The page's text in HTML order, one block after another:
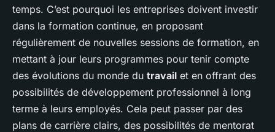
temps. C’est pourquoi les entreprises doivent investir
dans la formation continue, en proposant
régulièrement de nouvelles sessions de formation, en
mettant à jour leurs programmes pour tenir compte
des évolutions du monde du travail et en offrant des
possibilités de développement professionnel à long
terme à leurs employés. Cela peut passer par des
plans de carrière clairs, des possibilités de mentorat